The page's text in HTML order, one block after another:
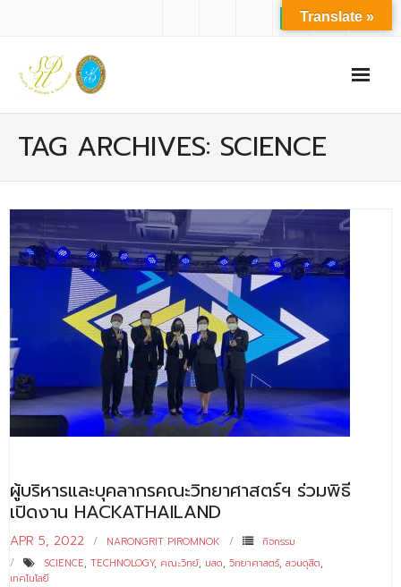
- ปรัชญา วิสัยทัศน์ พันธกิจ ของคณะ
- ประวัติความเป็นมาของคณะ
- บุคลากร
- - สำนักงานคณะวิทยาศาสตร์และเทคโนโลยี
- - บุคลากรวิชาการ
- - บุคลากรสนับสนุน
- วิทยาศาสตรบัณฑิต
- - วิทยาการคอมพิวเตอร์
- - วิทยาศาสตร์เครื่องสำอาง
TAG ARCHIVES: SCIENCE
ผู้บริหารและบุคลากรคณะวิทยาศาสตร์ฯ ร่วมพิธี
เปิดงาน HACKATHAILAND
APR 5, 2022 NARONGRIT PIROMNOK
กิจกรรม
SCIENCE, TECHNOLOGY, คณะวิทย์, มสด, วิทยาศาสตร์, สวนดุสิต,
เทคโนโลยี
Translate »